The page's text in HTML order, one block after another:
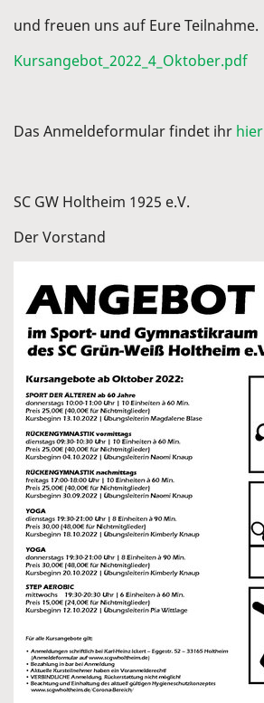
und freuen uns auf Eure Teilnahme.
Kursangebot_2022_4_Oktober.pdf
Das Anmeldeformular findet ihr hier
SC GW Holtheim 1925 e.V.
Der Vorstand